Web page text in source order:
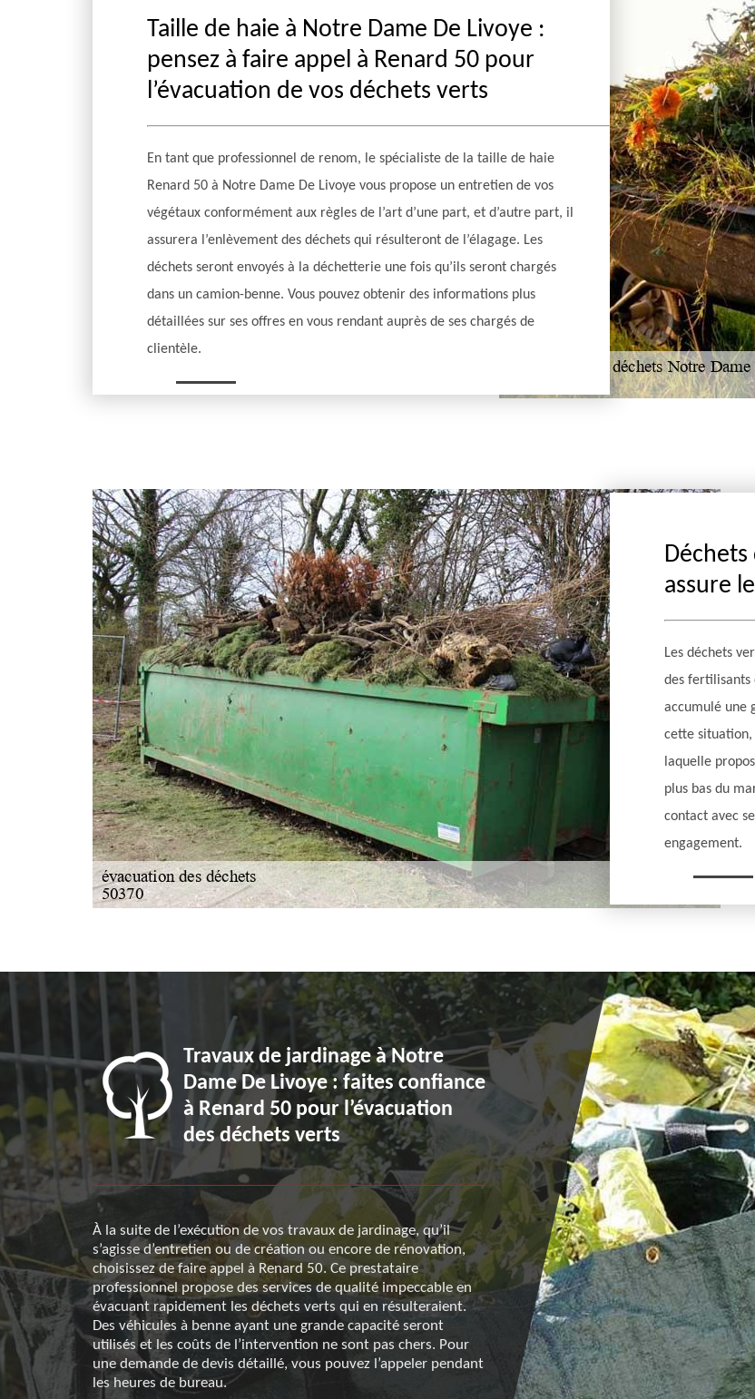
Taille de haie à Notre Dame De Livoye :
pensez à faire appel à Renard 50 pour
l’évacuation de vos déchets verts
En tant que professionnel de renom, le spécialiste de la taille de haie
Renard 50 à Notre Dame De Livoye vous propose un entretien de vos
végétaux conformément aux règles de l’art d’une part, et d’autre part, il
assurera l’enlèvement des déchets qui résulteront de l’élagage. Les
déchets seront envoyés à la déchetterie une fois qu’ils seront chargés
dans un camion-benne. Vous pouvez obtenir des informations plus
détaillées sur ses offres en vous rendant auprès de ses chargés de
clientèle.
Déchets
assure
Les déchets
des fertilisants
accumulé une
cette situation,
laquelle
plus bas du
contact avec
engagement.
dans
de
De
verts à
à vous
propose
prix qui
envoyés à
prestation,
de 24
Travaux de jardinage à Notre
Dame De Livoye : faites confiance
à Renard 50 pour l’évacuation
des déchets verts
À la suite de l’exécution de vos travaux de jardinage, qu’il
s’agisse d’entretien ou de création ou encore de rénovation,
choisissez de faire appel à Renard 50. Ce prestataire
professionnel propose des services de qualité impeccable en
évacuant rapidement les déchets verts qui en résulteraient.
Des véhicules à benne ayant une grande capacité seront
utilisés et les coûts de l’intervention ne sont pas chers. Pour
une demande de devis détaillé, vous pouvez l’appeler pendant
les heures de bureau.
Des services
Renard 50 si vous
une évacuation de
à Notre Dame De
Les services proposés par l’entreprise
de l’évacuation de déchets verts à Notre
adaptés aux besoins des clients. Ce
pour ses interventions d’une qualité
chez vous pour récupérer et les restes de
ainsi que les branches d’arbres et les
Ses tarifs sont les moins chers du marché.
questions, vous pouvez l’appeler.